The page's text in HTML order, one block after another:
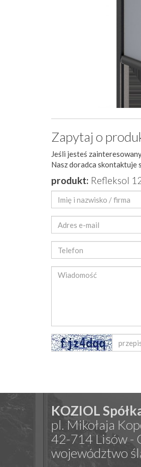
Zapytaj o
Jeśli jesteś
Nasz doradca skontaktuje
produkt: Refleksol
KOZIOL
pl. Mikołaja
42-714 Lisów -
województwo